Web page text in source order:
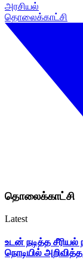
அரசியல்
தொலைக்காட்சி
தொலைக்காட்சி
Latest
உடன் நடித்த சீரியல்
நொடியில்